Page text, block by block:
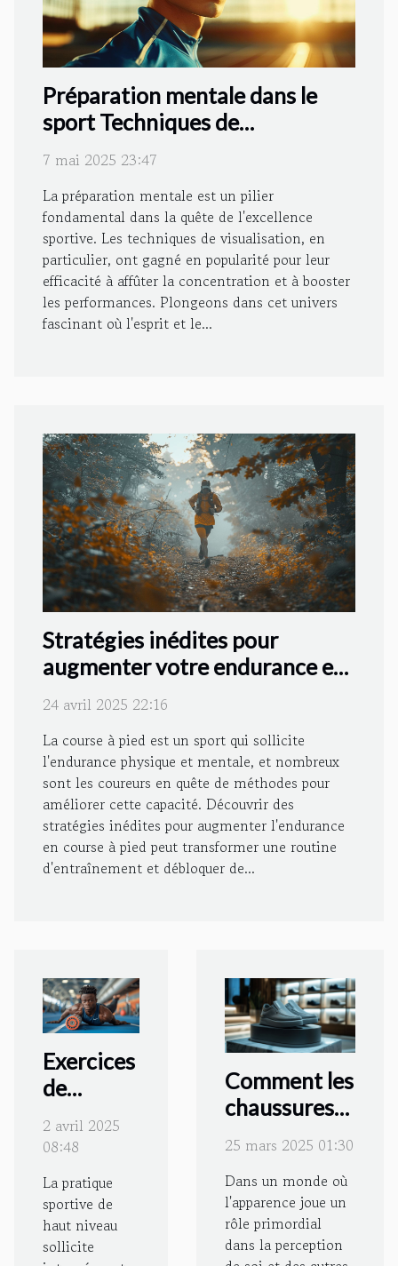
Préparation mentale dans le
sport Techniques de
visualisation pour améliorer la
performance
7 mai 2025 23:47
La préparation mentale est un pilier
fondamental dans la quête de l'excellence
sportive. Les techniques de visualisation, en
particulier, ont gagné en popularité pour leur
efficacité à affûter la concentration et à booster
les performances. Plongeons dans cet univers
fascinant où l'esprit et le...
Stratégies inédites pour
augmenter votre endurance en
course à pied
24 avril 2025 22:16
La course à pied est un sport qui sollicite
l'endurance physique et mentale, et nombreux
sont les coureurs en quête de méthodes pour
améliorer cette capacité. Découvrir des
stratégies inédites pour augmenter l'endurance
en course à pied peut transformer une routine
d'entraînement et débloquer de...
Exercices
de
mobilité
pour
les
blessures
chez les
2 avril 2025
08:48
La pratique
sportive de
haut niveau
sollicite
Comment les
chaussures
rehaussantes
améliorer la
confiance en
soi
25 mars 2025 01:30
Dans un monde où
l'apparence joue un
rôle primordial
dans la perception